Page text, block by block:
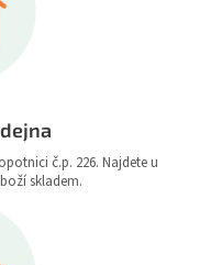
č.p. 226. Najdete u
skladem.